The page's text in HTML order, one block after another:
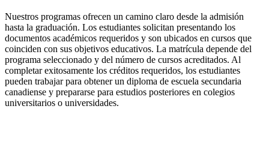
Nuestros programas ofrecen un camino claro desde la admisión
hasta la graduación. Los estudiantes solicitan presentando los
documentos académicos requeridos y son ubicados en cursos que
coinciden con sus objetivos educativos. La matrícula depende del
programa seleccionado y del número de cursos acreditados. Al
completar exitosamente los créditos requeridos, los estudiantes
pueden trabajar para obtener un diploma de escuela secundaria
canadiense y prepararse para estudios posteriores en colegios
universitarios o universidades.